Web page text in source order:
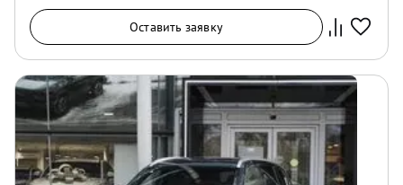
Оставить заявку